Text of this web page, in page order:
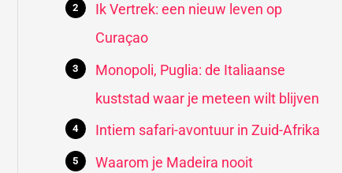
Ik Vertrek: een nieuw leven op
Curaçao
Monopoli, Puglia: de Italiaanse
kuststad waar je meteen wilt blijven
Intiem safari-avontuur in Zuid-Afrika
Waarom je Madeira nooit